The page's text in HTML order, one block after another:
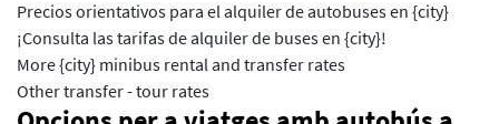
Precios orientativos para el alquiler de autobuses en {city}
¡Consulta las tarifas de alquiler de buses en {city}!
More {city} minibus rental and transfer rates
Other transfer - tour rates